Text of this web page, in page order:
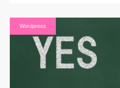
Wordpress